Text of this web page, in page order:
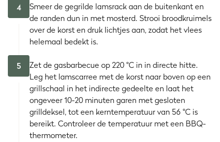
4
Smeer de gegrilde lamsrack aan de buitenkant en
de randen dun in met mosterd. Strooi broodkruimels
over de korst en druk lichtjes aan, zodat het vlees
helemaal bedekt is.
5
Zet de gasbarbecue op 220 °C in in directe hitte.
Leg het lamscarree met de korst naar boven op een
grillschaal in het indirecte gedeelte en laat het
ongeveer 10-20 minuten garen met gesloten
grilldeksel, tot een kerntemperatuur van 56 °C is
bereikt. Controleer de temperatuur met een BBQ-
thermometer.